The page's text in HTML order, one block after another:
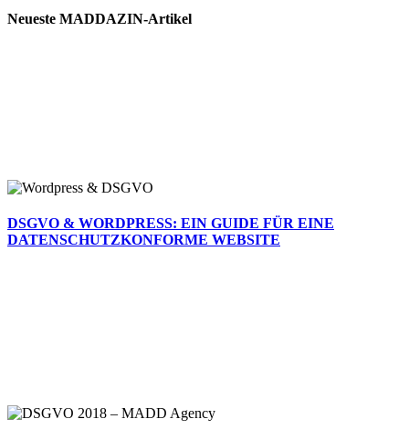
Neueste MADDAZIN-Artikel
DSGVO & WORDPRESS: EIN GUIDE FÜR EINE
DATENSCHUTZKONFORME WEBSITE